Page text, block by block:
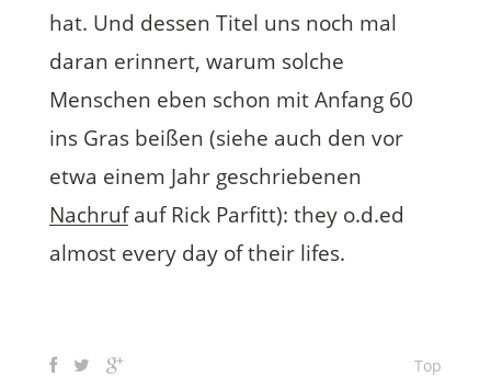
hat. Und dessen Titel uns noch mal
daran erinnert, warum solche
Menschen eben schon mit Anfang 60
ins Gras beißen (siehe auch den vor
etwa einem Jahr geschriebenen
Nachrufauf Rick Parfitt): they o.d.ed
almost every day of their lifes.
Top